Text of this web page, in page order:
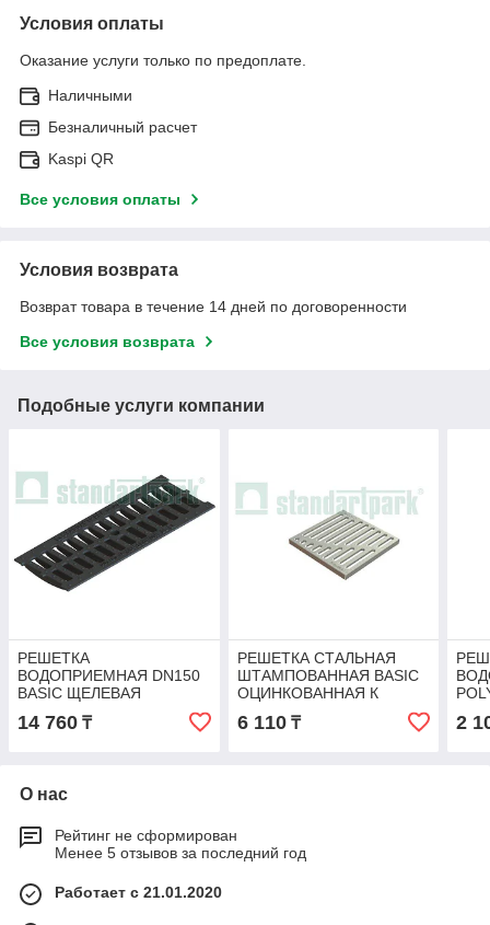
Условия оплаты
Оказание услуги только по предоплате.
Наличными
Безналичный расчет
Kaspi QR
Все условия оплаты
Условия возврата
Возврат товара в течение 14 дней по договоренности
Все условия возврата
Подобные услуги компании
РЕШЕТКА
ВОДОПРИЕМНАЯ DN150
BASIC ЩЕЛЕВАЯ
ЧУГУННАЯ КЛ. С250
14 760 ₸
РЕШЕТКА СТАЛЬНАЯ
ШТАМПОВАННАЯ BASIC
ОЦИНКОВАННАЯ К
ДОЖДЕПРИЕМНИКУ
300X300 КЛ. А15
6 110₸ 2
О нас
Рейтинг не сформирован
Менее 5 отзывов за последний год
Работает с 21.01.2020